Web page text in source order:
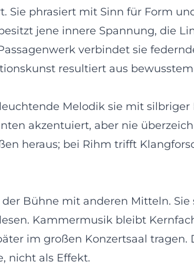
Sie phrasiert mit Sinn für Form
jene innere Spannung, die
verbindet sie
resultiert aus
Melodik sie mit
akzentuiert, aber nie
heraus; bei Rihm trifft
Bühne mit anderen Mitteln.
Kammermusik bleibt
im großen Konzertsaal tragen.
nicht als Effekt.